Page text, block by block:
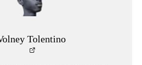
Tolentino